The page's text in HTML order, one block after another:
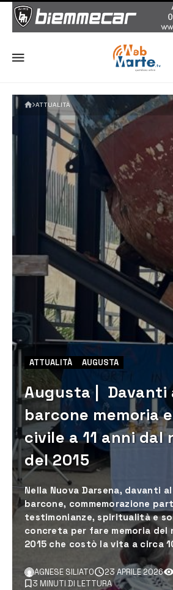
ATTUALITÀ
ATTUALITÀ AUGUSTA
Augusta | Davanti
barcone memoria
civile a 11 anni dal
del 2015
Nella Nuova Darsena, davanti
barcone, commemorazione
testimonianze, spiritualità e
concreta per fare memoria del
2015 che costò la vita a circa
AGNESE SILIATO 23 APRILE 2026
3 MINUTI DI LETTURA